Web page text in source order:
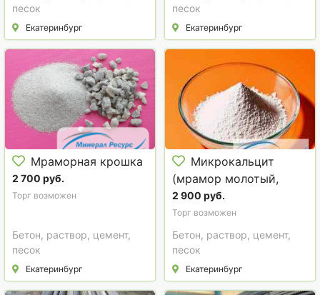
песок
Екатеринбург
песок
Екатеринбург
Мраморная крошка
2 700 руб.
Торг возможен
Бетон, раствор, цемент,
песок
Екатеринбург
Микрокальцит
(мрамор молотый,
микромрамора,
мраморная мука)
2 900 руб.
Торг возможен
Бетон, раствор, цемент,
песок
Екатеринбург